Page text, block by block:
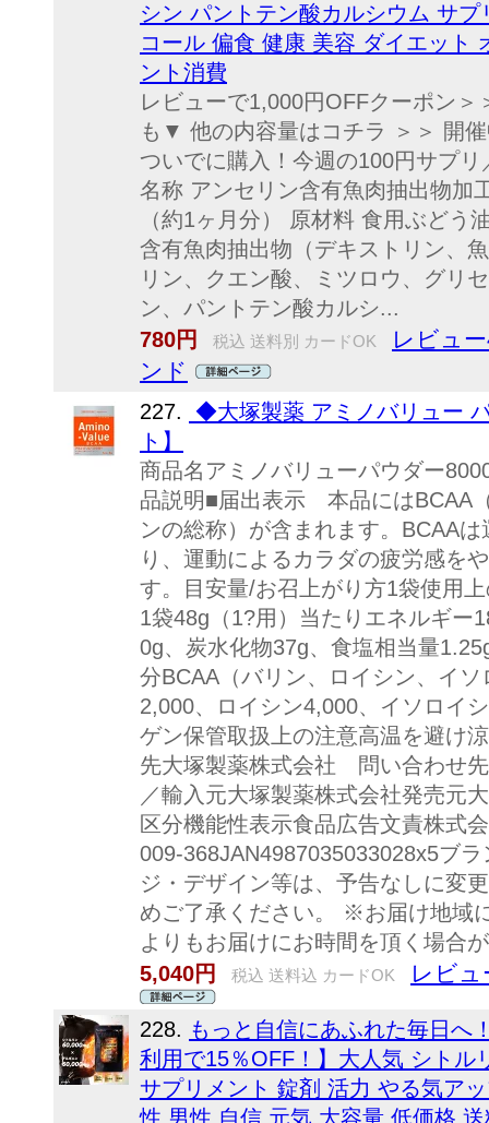
シン パントテン酸カルシウム サ
コール 偏食 健康 美容 ダイエット
ント消費
レビューで1,000円OFFクーポン
も▼ 他の内容量はコチラ ＞＞ 開
ついでに購入！今週の100円サプ
名称 アンセリン含有魚肉抽出物加
（約1ヶ月分） 原材料 食用ぶどう
含有魚肉抽出物（デキストリン、
リン、クエン酸、ミツロウ、グリ
ン、パントテン酸カルシ...
780円
税込 送料別 カードOK
レビュ
ンド
227.
◆大塚製薬 アミノバリュー
ト】
商品名アミノバリューパウダー
品説明■届出表示 本品にはBCAA
ンの総称）が含まれます。BCAA
り、運動によるカラダの疲労感を
す。目安量/お召上がり方1袋使用
1袋48g（1?用）当たりエネルギー
0g、炭水化物37g、食塩相当量
分BCAA（バリン、ロイシン、イ
2,000、ロイシン4,000、イソロイ
ゲン保管取扱上の注意高温を避け
先大塚製薬株式会社 問い合わせ
／輸入元大塚製薬株式会社発売元
区分機能性表示食品広告文責株式
009-368JAN4987035033028x5ブ
ジ・デザイン等は、予告なしに変
めご了承ください。 ※お届け地域
よりもお届けにお時間を頂く場
5,040円
税込 送料込 カードOK レビュ
228. もっと自信にあふれた毎日へ
利用で15％OFF！】大人気 シトル
サプリメント 錠剤 活力 やる気ア
性 男性 自信 元気 大容量 低価格